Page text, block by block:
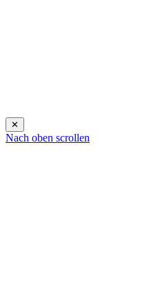
✕
Nach oben scrollen